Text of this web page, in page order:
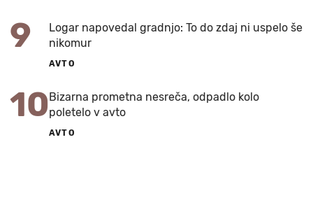
9
Logar napovedal gradnjo: To do zdaj ni uspelo še
nikomur
AVTO
10Bizarna prometna nesreča, odpadlo kolo
poletelo v avto
AVTO